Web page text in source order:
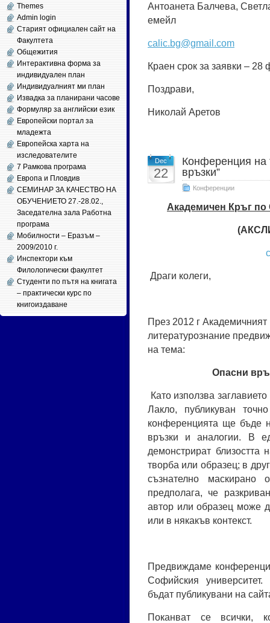
Themes
Admin login
Старият официален сайт на
Факултета
Общежития
Интерактивна форма за
индивидуален план
Индивидуалният ми план
Извадка за планирани часове
Формуляр за английски език
Европейски портал за
младежта
Европейска харта на
изследователите
7 Рамкова програма
Европа и Пловдив
СЕМИНАР ЗА КАЧЕСТВО НА
ОБУЧЕНИЕТО 27.-28.02.,
Заседателна зала Работна
програма
Мобилности – Еразъм –
2009/2010 г.
Инспектори към
Филологически факултет
Студенти по пътя на книгата
– практически курс по
книгоиздаване
Антоанета Балчева,
емейл
calic.bg@gmail.com
Краен срок за заявки – 28
Поздрави,
Николай Аретов
Dec
22
Конференция на
връзки”
Конференции
Академичен Кръг по
Драги колеги,
През 2012 г Академичният
литературознание
на тема:
Опасни
Като използва
Лакло, публикуван
конференцията ще бъде
връзки и аналогии. В
демонстрират близостта
творба или образец; в
съзнателно
предполага, че
автор или образец може
или в някакъв контекст.
Предвиждаме
Софийския
бъдат публикувани на
Поканват се всички,